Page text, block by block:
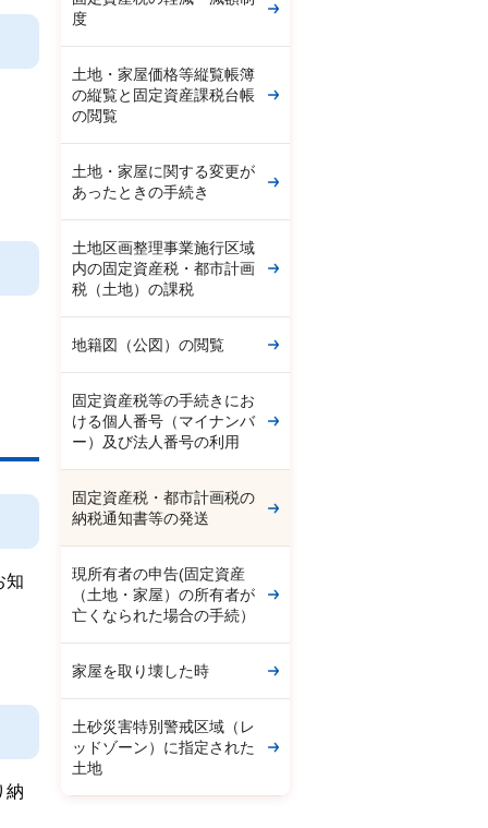
知
納
度
土地・家屋価格等縦覧帳簿
の縦覧と固定資産課税台帳
の閲覧
土地・家屋に関する変更が
あったときの手続き
土地区画整理事業施行区域
内の固定資産税・都市計画
税（土地）の課税
地籍図（公図）の閲覧
固定資産税等の手続きにお
ける個人番号（マイナンバ
ー）及び法人番号の利用
固定資産税・都市計画税の
納税通知書等の発送
現所有者の申告(固定資産
（土地・家屋）の所有者が
亡くなられた場合の手続）
家屋を取り壊した時
土砂災害特別警戒区域（レ
ッドゾーン）に指定された
土地